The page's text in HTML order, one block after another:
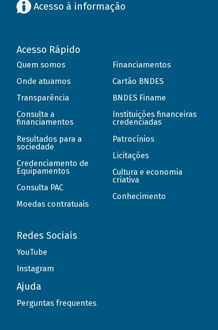
Acesso à informação
Acesso Rápido
Quem somos
Onde atuamos
Transparência
Consulta a
financiamentos
Resultados para a
sociedade
Credenciamento de
Equipamentos
Consulta PAC
Moedas contratuais
Financiamentos
Cartão BNDES
BNDES Finame
Instituições financeiras
credenciadas
Patrocínios
Licitações
Cultura e economia
criativa
Conhecimento
Redes Sociais
YouTube
Instagram
Ajuda
Perguntas frequentes